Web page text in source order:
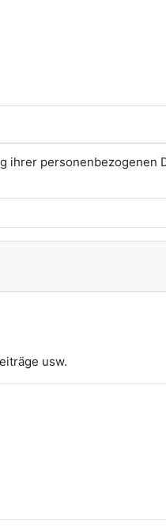
ihrer personenbezogenen
usw.